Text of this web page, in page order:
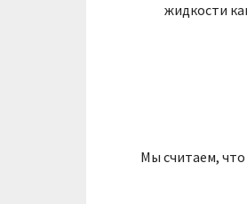
жидкости
Мы считаем,